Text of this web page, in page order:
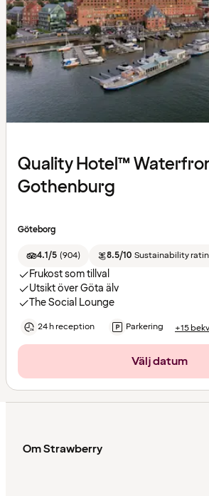
Quality Hotel™
Gothenburg
Göteborg
4.1/5 (904) 8.5/10 Sustainability
Frukost som tillval
Utsikt över Göta älv
The Social Lounge
24 h reception Parkering +15
Välj datum
Om Strawberry